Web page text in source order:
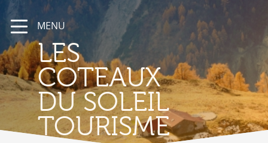
MENU
LES
COTEAUX
DU SOLEIL
TOURISME